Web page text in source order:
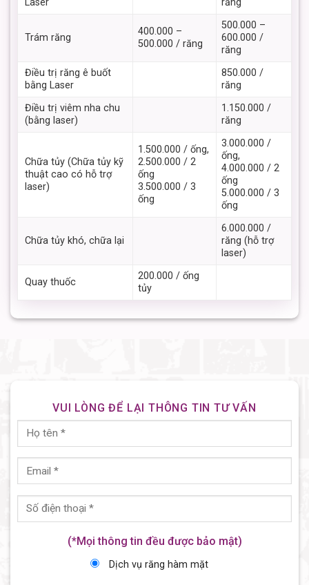
Trám răng
400.000 –
500.000 / răng
500.000 –
600.000 /
răng
Điều trị răng ê buốt
bằng Laser
850.000 /
răng
Điều trị viêm nha chu
(bằng laser)
1.150.000 /
răng
Chữa tủy (Chữa tủy kỹ
thuật cao có hỗ trợ
laser)
1.500.000 / ống,
2.500.000 / 2
ống
3.500.000 / 3
ống
3.000.000 /
ống,
4.000.000 / 2
ống
5.000.000 / 3
ống
Chữa tủy khó, chữa lại
6.000.000 /
răng (hỗ trợ
laser)
Quay thuốc
200.000 / ống
tủy
VUI LÒNG ĐỂ LẠI THÔNG TIN TƯ VẤN
(*Mọi thông tin đều được bảo mật)
Dịch vụ răng hàm mặt